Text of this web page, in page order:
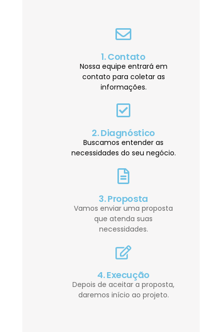
1. Contato
Nossa equipe entrará em
contato para coletar as
informações.
2. Diagnóstico
Buscamos entender as
necessidades do seu negócio.
3. Proposta
Vamos enviar uma proposta
que atenda suas
necessidades.
4. Execução
Depois de aceitar a proposta,
daremos início ao projeto.